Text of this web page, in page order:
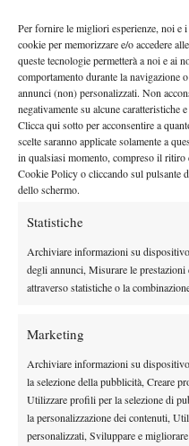
Per fornire le migliori esperienze, noi e
cookie per memorizzare e/o accedere
queste tecnologie permetterà a noi e ai
comportamento durante la
annunci (non) personalizzati. Non
negativamente su alcune caratteristiche
Clicca qui sotto per acconsentire a
scelte saranno applicate solamente a
in qualsiasi momento, compreso il
Cookie Policy o cliccando sul pulsante
dello schermo.
Statistiche
Archiviare informazioni su
degli annunci, Misurare le
attraverso statistiche o la
Marketing
Archiviare informazioni su
la selezione della pubblicità, Creare
Utilizzare profili per la selezione di
la personalizzazione dei contenuti,
personalizzati, Sviluppare e
Ugo Pigato: “Il futuro del
27 Settembre 2017
Paolo Angella
Aragone, Edi Zanetti e il 2.8
15 Settembre 2017
Mario Zanetti